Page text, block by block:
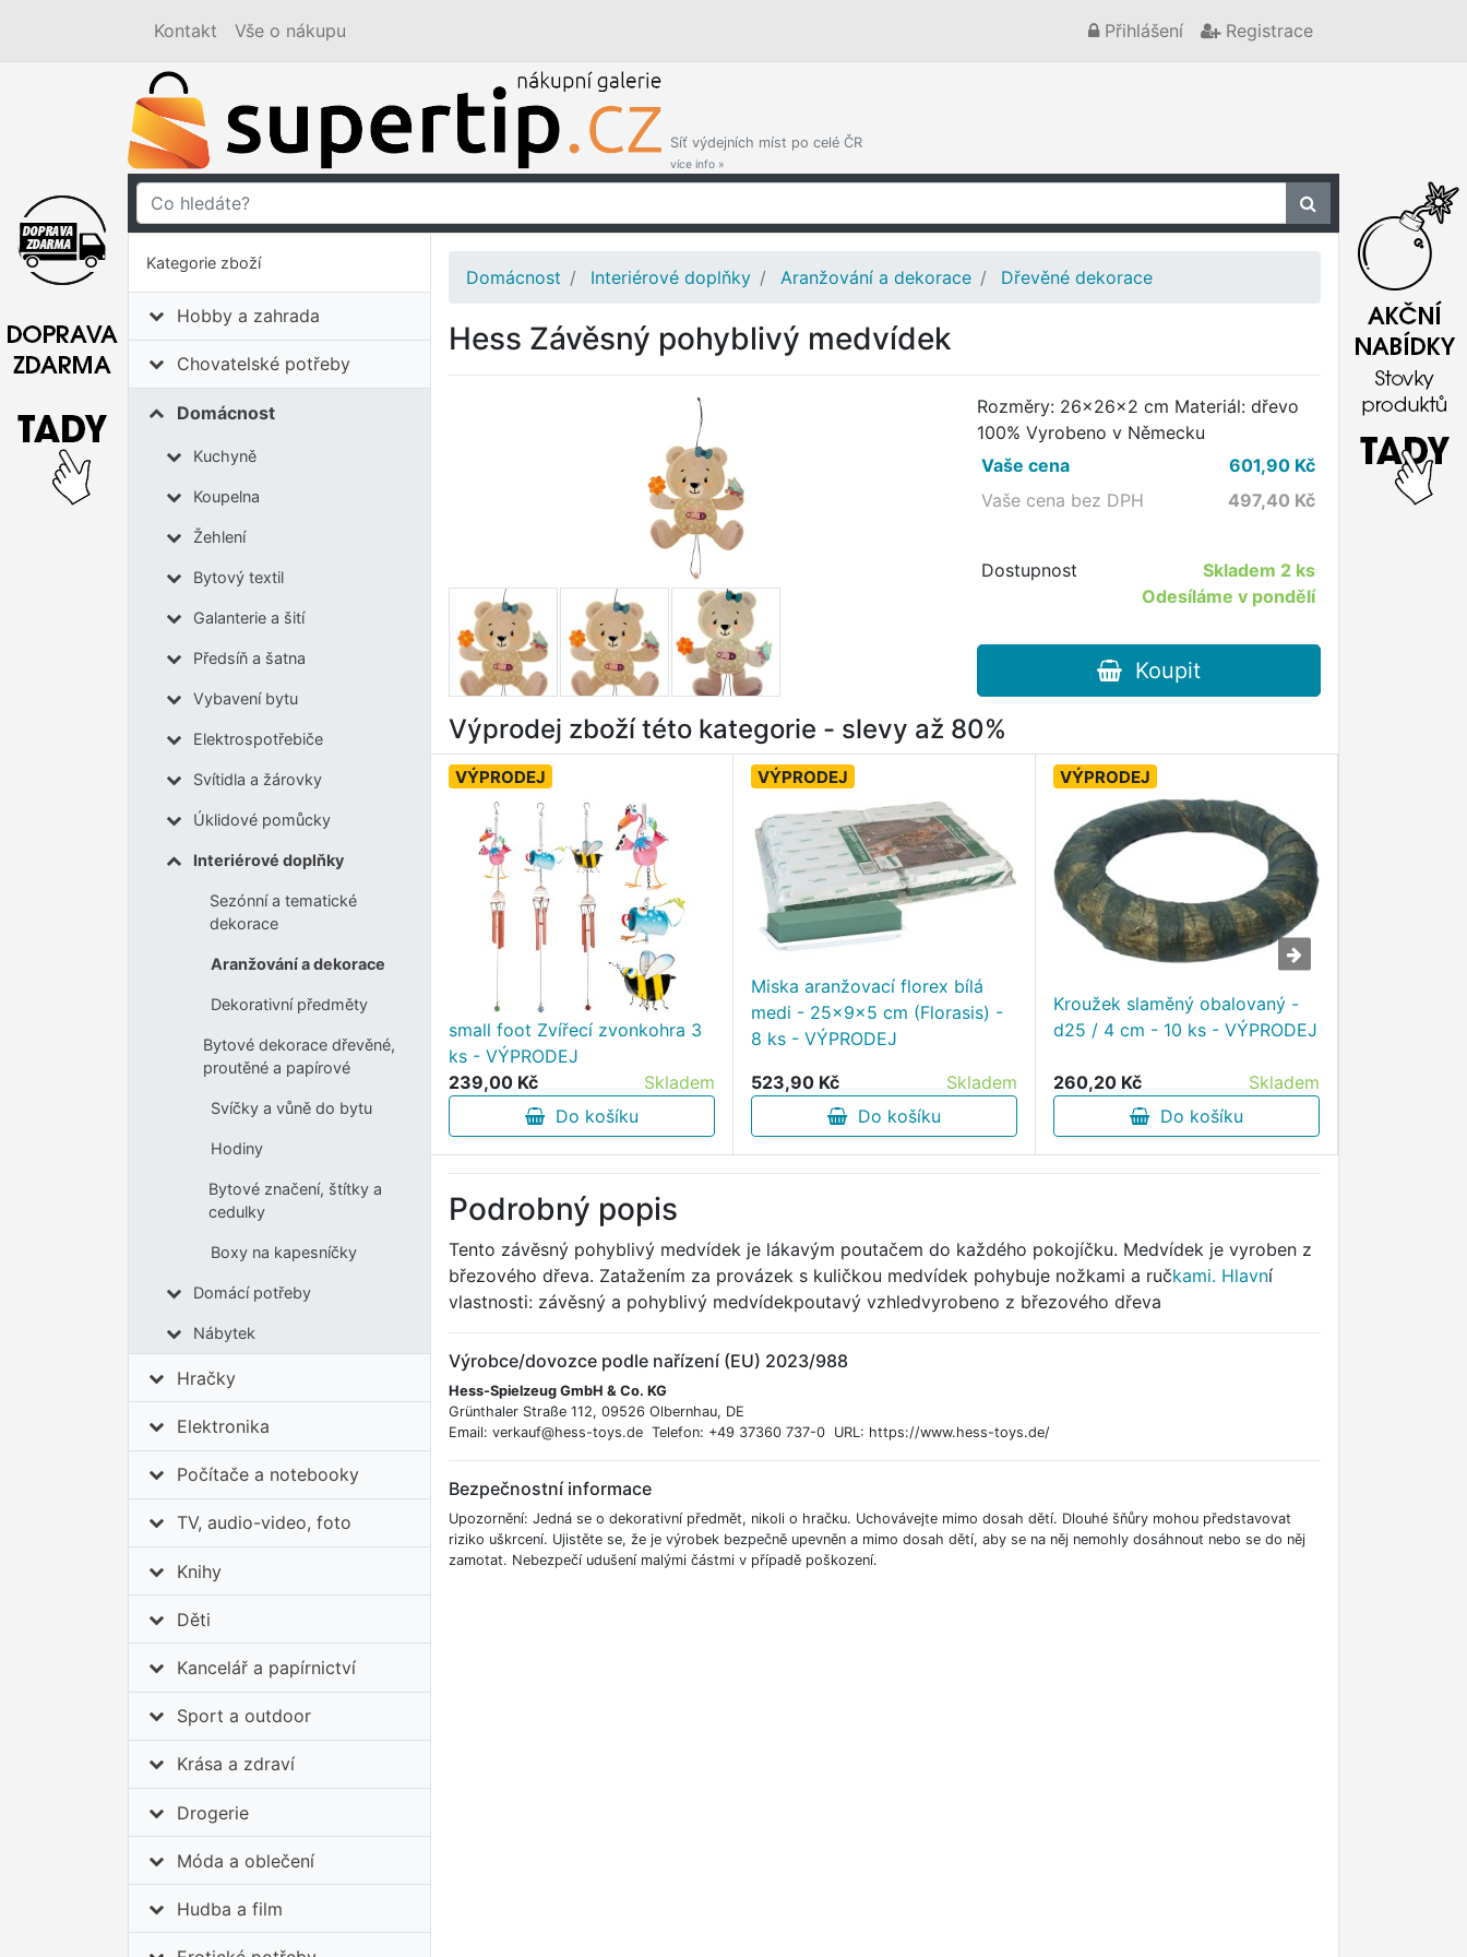
Kontakt Vše o nákupu Přihlášení Registrace
Síť výdejních míst po celé ČR
více info »
Kategorie zboží
Hobby a zahrada
Chovatelské potřeby
Domácnost
Kuchyně
Koupelna
Žehlení
Bytový textil
Galanterie a šití
Předsíň a šatna
Vybavení bytu
Elektrospotřebiče
Svítidla a žárovky
Úklidové pomůcky
Interiérové doplňky
Sezónní a tematické
dekorace
Aranžování a dekorace
Dekorativní předměty
Bytové dekorace dřevěné,
proutěné a papírové
Svíčky a vůně do bytu
Hodiny
Bytové značení, štítky a
cedulky
Boxy na kapesníčky
Domácí potřeby
Nábytek
Hračky
Elektronika
Počítače a notebooky
TV, audio-video, foto
Knihy
Děti
Kancelář a papírnictví
Sport a outdoor
Krása a zdraví
Drogerie
Móda a oblečení
Hudba a film
Domácnost Interiérové doplňky Aranžování a dekorace Dřevěné dekorace
Hess Závěsný pohyblivý medvídek
Rozměry: 26x26x2 cm Materiál: dřevo
100% Vyrobeno v Německu
Vaše cena
601,90Kč
Vaše cena bez DPH
497,40 Kč
Dostupnost Skladem 2 ks
Odesíláme v pondělí
Koupit
Výprodej zboží této kategorie - slevy až 80%
VÝPRODEJ
small foot Zvířecí zvonkohra 3
ks - VÝPRODEJ
239,00 Kč
Skladem
Do košíku
VÝPRODEJ
Miska aranžovací florex bílá
medi - 25x9x5 cm (Florasis) -
8 ks - VÝPRODEJ
523,90 Kč
Skladem
Do košíku
VÝPRODEJ
Kroužek slaměný obalovaný -
d25 / 4 cm - 10 ks - VÝPRODEJ
260,20 Kč
Skladem
Do košíku
Podrobný popis
Tento závěsný pohyblivý medvídek je lákavým poutačem do každého pokojíčku. Medvídek je vyroben z
březového dřeva. Zatažením za provázek s kuličkou medvídek pohybuje nožkami a ručkami. Hlavní
vlastnosti: závěsný a pohyblivý medvídekpoutavý vzhledvyrobeno z březového dřeva
Výrobce/dovozce podle nařízení (EU) 2023/988
Hess-Spielzeug GmbH & Co. KG
Grünthaler Straße 112, 09526 Olbernhau, DE
Email: verkauf@hess-toys.de Telefon: +49 37360 737-0 URL: https://www.hess-toys.de/
Bezpečnostní informace
Upozornění: Jedná se o dekorativní předmět, nikoli o hračku. Uchovávejte mimo dosah dětí. Dlouhé šňůry mohou představovat
riziko uškrcení. Ujistěte se, že je výrobek bezpečně upevněn a mimo dosah dětí, aby se na něj nemohly dosáhnout nebo se do něj
zamotat. Nebezpečí udušení malými částmi v případě poškození.